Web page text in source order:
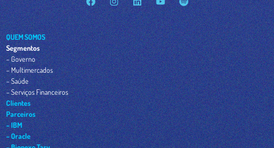
QUEM SOMOS
Segmentos
– Governo
– Multimercados
– Saúde
– Serviços Financeiros
Clientes
Parceiros
– IBM
– Oracle